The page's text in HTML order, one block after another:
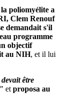
poliomyélite a
Clem Renouf
demandait s'il
programme
objectif
au NIH, et il lui
être
et proposa au